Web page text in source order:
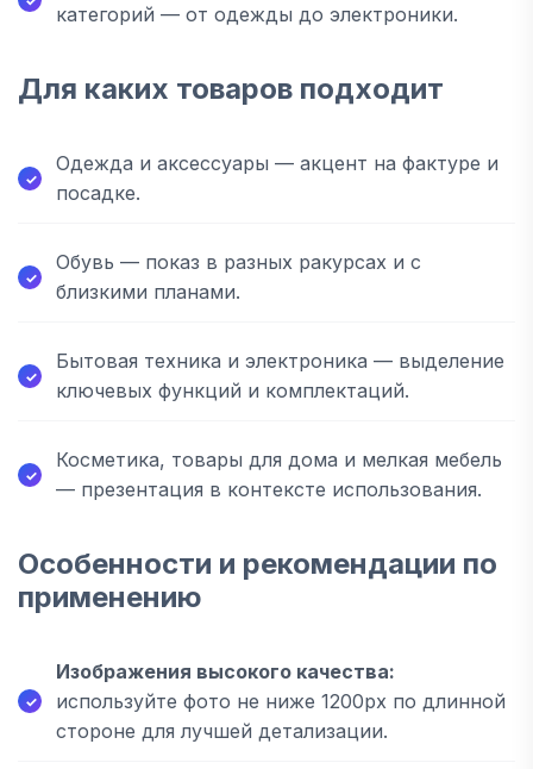
категорий — от одежды до электроники.
Для каких товаров подходит
Одежда и аксессуары — акцент на фактуре и
посадке.
Обувь — показ в разных ракурсах и с
близкими планами.
Бытовая техника и электроника — выделение
ключевых функций и комплектаций.
Косметика, товары для дома и мелкая мебель
— презентация в контексте использования.
Особенности и рекомендации по
применению
Изображения высокого качества:
используйте фото не ниже 1200px по длинной
стороне для лучшей детализации.